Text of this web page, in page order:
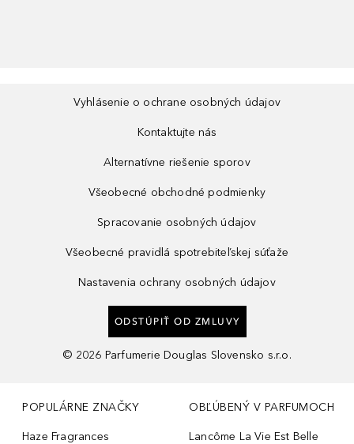
Vyhlásenie o ochrane osobných údajov
Kontaktujte nás
Alternatívne riešenie sporov
Všeobecné obchodné podmienky
Spracovanie osobných údajov
Všeobecné pravidlá spotrebiteľskej súťaže
Nastavenia ochrany osobných údajov
ODSTÚPIŤ OD ZMLUVY
© 2026 Parfumerie Douglas Slovensko s.r.o.
POPULÁRNE ZNAČKY
Haze Fragrances
OBĽÚBENÝ V PARFUMOCH
Lancôme La Vie Est Belle